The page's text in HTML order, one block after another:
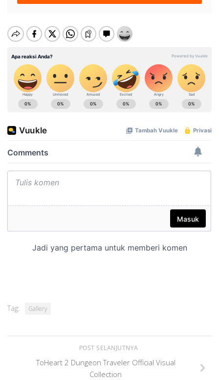
Tag: Gallery
POST SELANJUTNYA
ToHeart 2 Dungeon Traveler Official Visual
Collection